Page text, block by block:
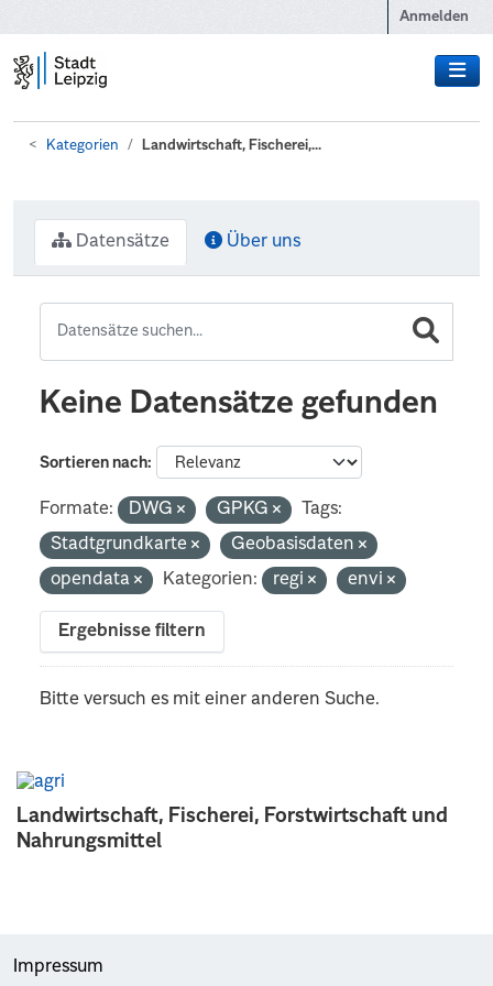
Anmelden
Kategorien Landwirtschaft, Fischerei,...
Landwirtschaft, Fischerei, Forstwirtschaft und
Nahrungsmittel
Datensätze Über uns
Keine Datensätze gefunden
Sortieren nach
Formate: DWG GPKG
Tags:
Stadtgrundkarte
Geobasisdaten
opendata
Kategorien: regi envi
Ergebnisse filtern
Bitte versuch es mit einer anderen Suche.
Impressum